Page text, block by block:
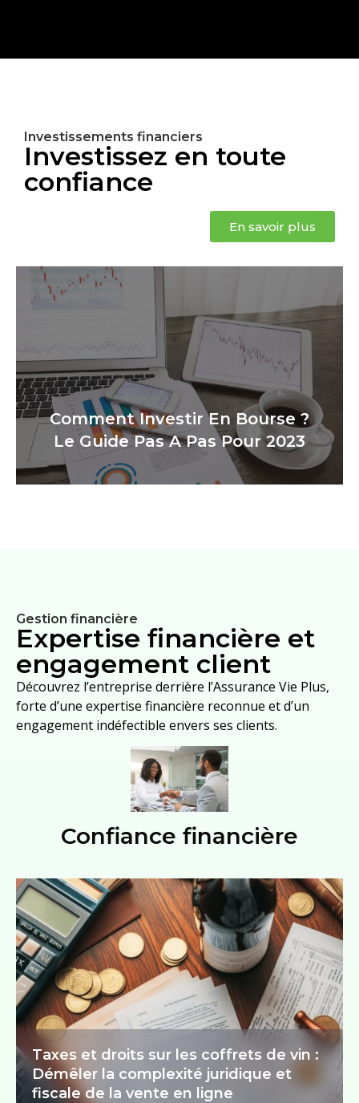
Investissements financiers
Investissez en toute
confiance
En savoir plus
Comment Investir En Bourse ?
Le Guide Pas A Pas Pour 2023
Gestion financière
Expertise financière et
engagement client
Découvrez l’entreprise derrière l’Assurance Vie Plus,
forte d’une expertise financière reconnue et d’un
engagement indéfectible envers ses clients.
Confiance financière
Taxes et droits sur les coffrets de vin :
Démêler la complexité juridique et
fiscale de la vente en ligne